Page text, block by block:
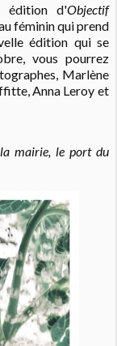
édition d'Objectif
féminin qui prend
édition qui se
vous pourrez
Marlène
Anna Leroy et
mairie, le port du